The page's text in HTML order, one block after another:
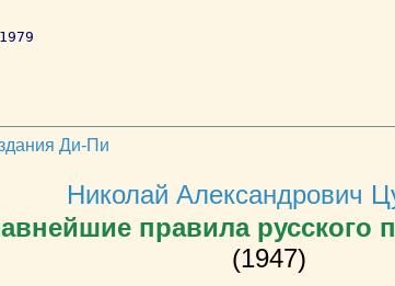
Ди-Пи
Николай Александрович
правила русского
(1947)